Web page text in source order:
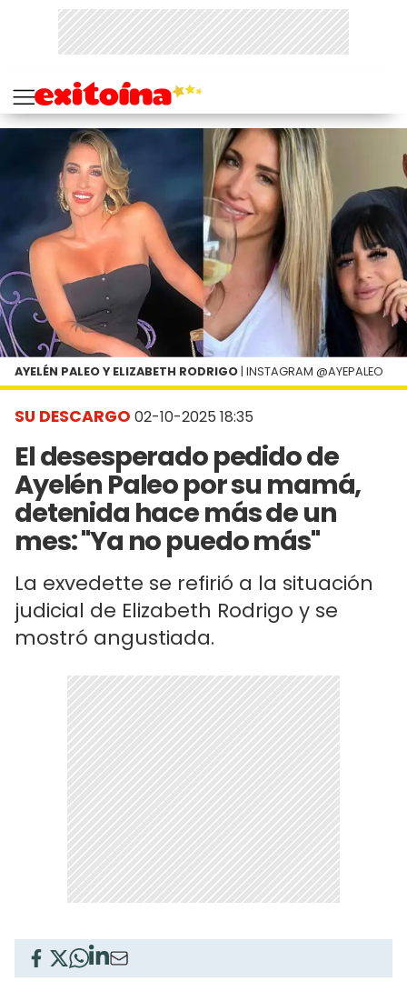
SU DESCARGO 02-10-2025 18:35
El desesperado pedido de
Ayelén Paleo por su mamá,
detenida hace más de un
mes: "Ya no puedo más"
La exvedette se refirió a la situación
judicial de Elizabeth Rodrigo y se
mostró angustiada.
AYELÉN PALEO Y ELIZABETH RODRIGO | INSTAGRAM @AYEPALEO